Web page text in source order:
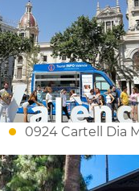
0924 Cartell Dia